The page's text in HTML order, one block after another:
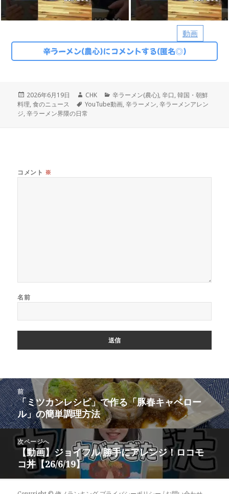
動画
辛ラーメン(農心)にコメントする(匿名◎)
投
稿
日:
2026年6月19日
作
成
者
CHK
カ
テ
辛ラーメン(農心),辛口,韓国・朝鮮
料理,食のニュース
タ
グ
YouTube動画,辛ラーメン,辛ラーメンアレン
ジ,辛ラーメン界隈の日常
コメント ※
名前
投
稿
ナ
ビ
ン
前
前
の
投
稿:
「ミツカンレシピ」で作る「豚春キャベロー
ル」の簡単調理方法
次ページへ
次
の
投
稿:
【動画】ジョイフル/勝手にアレンジ！ロコモ
コ丼【26/6/19】